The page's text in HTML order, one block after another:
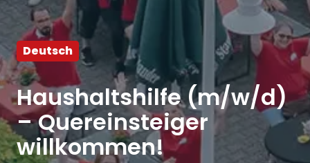
Deutsch
Haushaltshilfe (m/w/d)
– Quereinsteiger
willkommen!